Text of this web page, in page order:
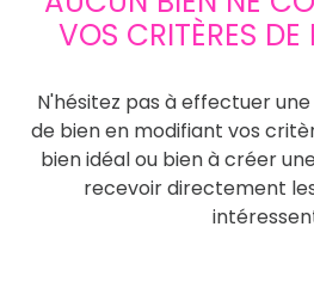
VOS CRITÈRES DE
N'hésitez pas à effectuer
de bien en modifiant vos
bien idéal ou bien à créer
recevoir directement